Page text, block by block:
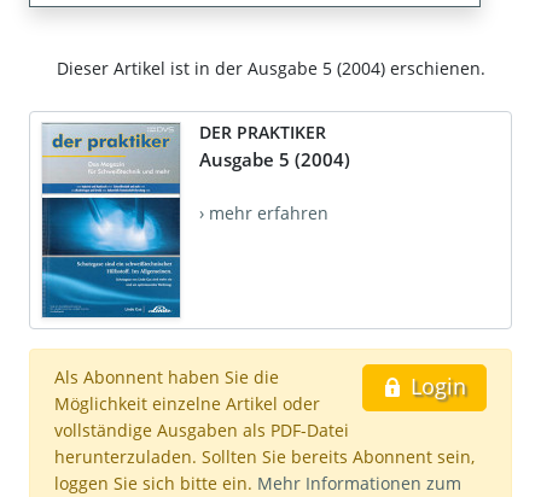
Dieser Artikel ist in der Ausgabe 5 (2004) erschienen.
DER PRAKTIKER
Ausgabe 5 (2004)
› mehr erfahren
Login
Als Abonnent haben Sie die
Möglichkeit einzelne Artikel oder
vollständige Ausgaben als PDF-Datei
herunterzuladen. Sollten Sie bereits Abonnent sein,
loggen Sie sich bitte ein. Mehr Informationen zum